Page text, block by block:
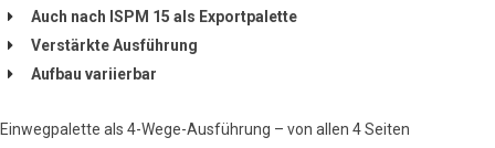
Auch nach ISPM 15 als Exportpalette
Verstärkte Ausführung
Aufbau variierbar
Einwegpalette als 4-Wege-Ausführung – von allen 4 Seiten